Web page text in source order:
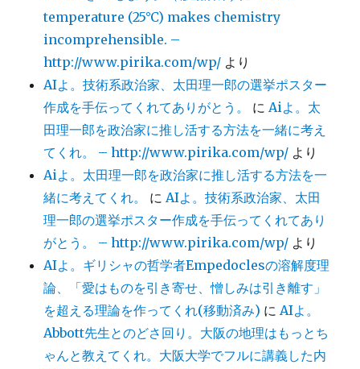
temperature (25°C) makes chemistry
incomprehensible. –
http://www.pirika.com/wp/ より
AIよ。技術系政治家、太田理一郎の選挙ポスター
作成を手伝ってくれてありがとう。
にAiよ。太
田理一郎を政治家に推し活する方法を一緒に考え
てくれ。 – http://www.pirika.com/wp/ より
Aiよ。太田理一郎を政治家に推し活する方法を一
緒に考えてくれ。
にAIよ。技術系政治家、太田
理一郎の選挙ポスター作成を手伝ってくれてあり
がとう。 – http://www.pirika.com/wp/ より
AIよ。ギリシャの哲学者Empedoclesの溶解度理
論、「愛はものを引き寄せ、憎しみは引き離す」
を超える理論を作ってくれ(移動済み) にAIよ。
Abbott先生とのどさ回り。大阪の地理はもっとち
ゃんと教えてくれ。大阪大学でフルに講義した内